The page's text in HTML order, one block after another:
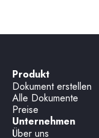
Produkt
Dokument erstellen
Alle Dokumente
Preise
Unternehmen
Über uns